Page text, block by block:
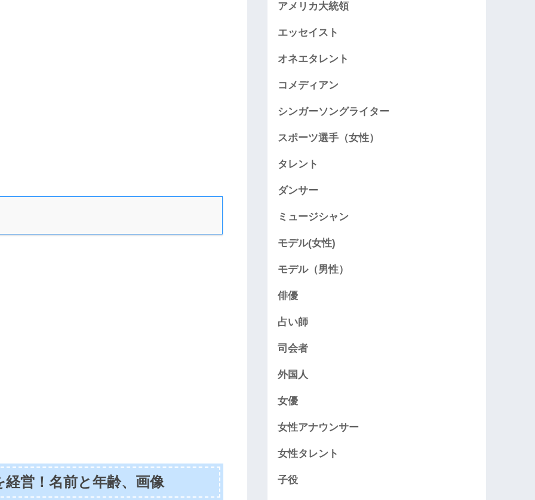
営！名前と年齢、画像
アメリカ大統領
エッセイスト
オネエタレント
コメディアン
シンガーソングライター
スポーツ選手（女性）
タレント
ダンサー
ミュージシャン
モデル(女性)
モデル（男性）
俳優
占い師
司会者
外国人
女優
女性アナウンサー
女性タレント
子役